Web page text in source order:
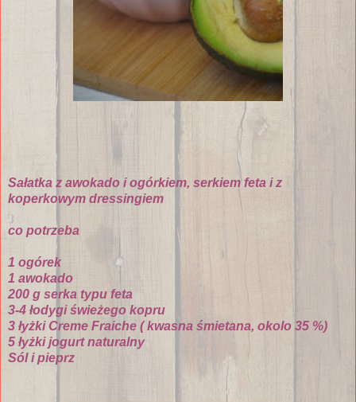
Sałatka z awokado i ogórkiem, serkiem feta i z
koperkowym dressingiem
co potrzeba
1 ogórek
1 awokado
200 g serka typu feta
3-4 łodygi świeżego kopru
3 łyżki Creme Fraiche ( kwasna śmietana, okolo 35 %)
5 łyżki jogurt naturalny
Sól i pieprz